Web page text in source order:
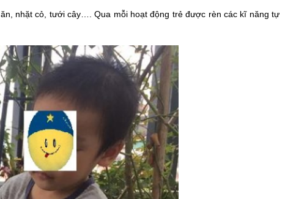
nhặt cỏ, tưới cây…. Qua mỗi hoạt động trẻ được rèn các kĩ năng tự